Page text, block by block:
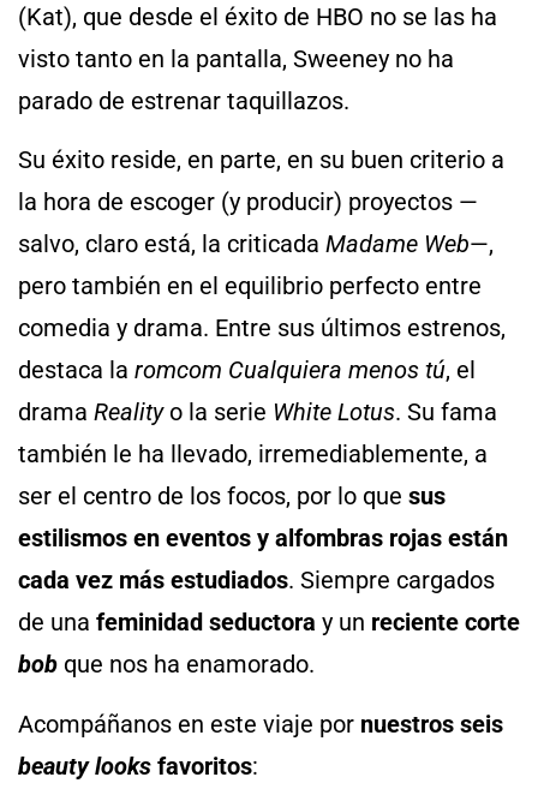
(Kat), que desde el éxito de HBO no se las ha
visto tanto en la pantalla, Sweeney no ha
parado de estrenar taquillazos.
Su éxito reside, en parte, en su buen criterio a
la hora de escoger (y producir) proyectos —
salvo, claro está, la criticada Madame Web—,
pero también en el equilibrio perfecto entre
comedia y drama. Entre sus últimos estrenos,
destaca la romcom Cualquiera menos tú, el
drama Realityo la serie White Lotus. Su fama
también le ha llevado, irremediablemente, a
ser el centro de los focos, por lo que sus
estilismos en eventos y alfombras rojas están
cada vez más estudiados. Siempre cargados
de una feminidad seductora y un reciente corte
bob que nos ha enamorado.
Acompáñanos en este viaje por nuestros seis
beauty looks favoritos: